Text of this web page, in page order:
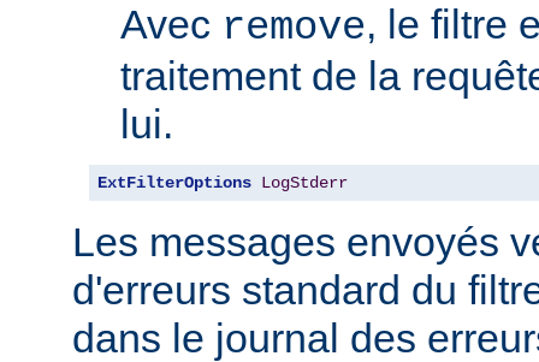
Avec remove, le filtre
traitement de la
lui.
ExtFilterOptions LogStderr
Les messages envoyés
d'erreurs standard du
dans le journal des